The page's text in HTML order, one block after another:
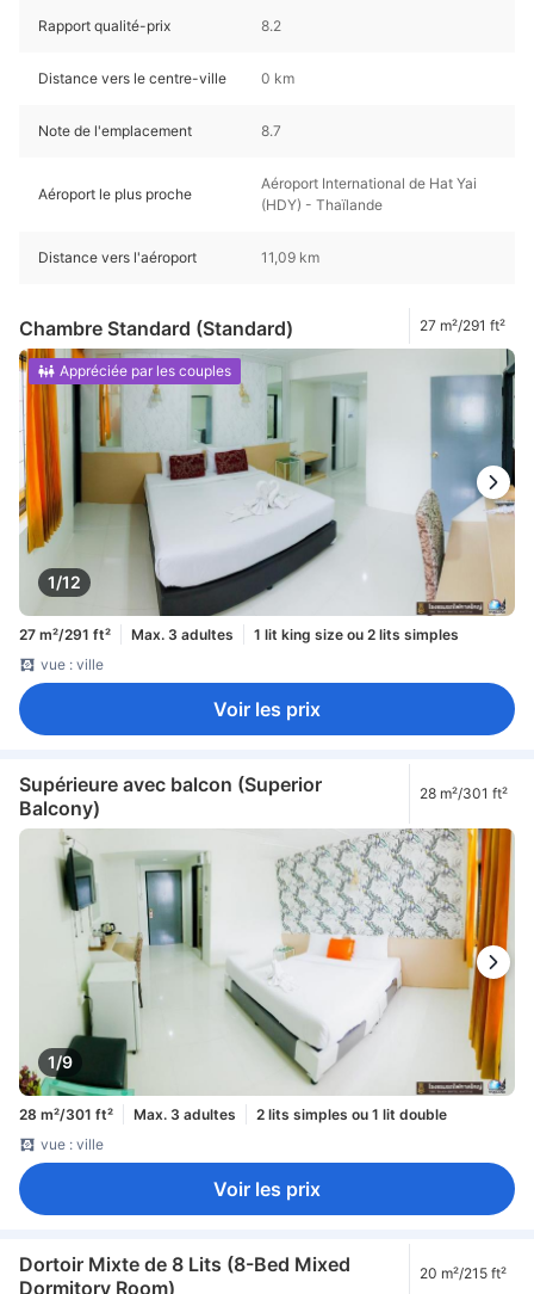
Rapport qualité-prix 8.2
Distance vers le centre-ville 0 km
Note de l'emplacement 8.7
Aéroport le plus proche
Aéroport International de Hat Yai
(HDY) - Thaïlande
Distance vers l'aéroport 11,09 km
Chambre Standard (Standard) 27 m²/291 ft²
1/12
Appréciée par les couples
27 m²/291 ft² Max. 3 adultes
1 lit king size ou 2 lits simples
vue : ville
Voir les prix
Supérieure avec balcon (Superior
Balcony)
28 m²/301 ft²
1/9
28 m²/301 ft² Max. 3 adultes
2 lits simples ou 1 lit double
vue : ville
Voir les prix
Dortoir Mixte de 8 Lits (8-Bed Mixed
Dormitory Room)
20 m²/215 ft²